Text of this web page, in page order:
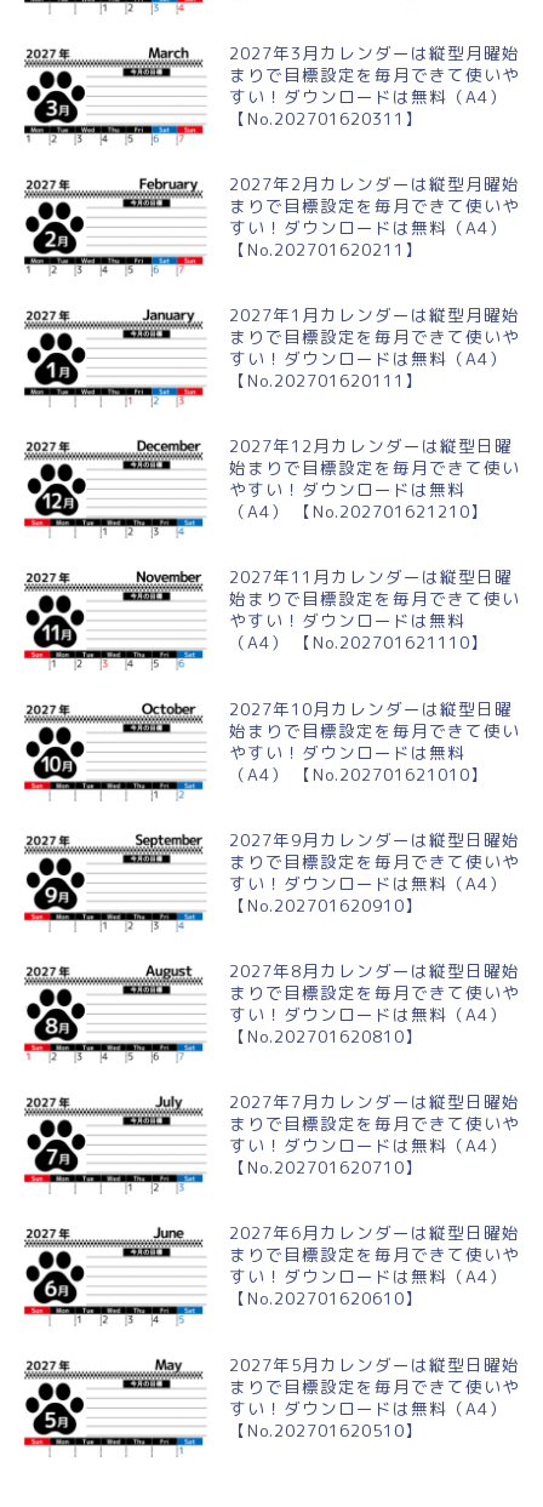
2027年3月カレンダーは縦型月曜始
まりで目標設定を毎月できて使いや
すい！ダウンロードは無料（A4）
【No.202701620311】
2027年2月カレンダーは縦型月曜始
まりで目標設定を毎月できて使いや
すい！ダウンロードは無料（A4）
【No.202701620211】
2027年1月カレンダーは縦型月曜始
まりで目標設定を毎月できて使いや
すい！ダウンロードは無料（A4）
【No.202701620111】
2027年12月カレンダーは縦型日曜
始まりで目標設定を毎月できて使い
やすい！ダウンロードは無料
（A4） 【No.202701621210】
2027年11月カレンダーは縦型日曜
始まりで目標設定を毎月できて使い
やすい！ダウンロードは無料
（A4） 【No.202701621110】
2027年10月カレンダーは縦型日曜
始まりで目標設定を毎月できて使い
やすい！ダウンロードは無料
（A4） 【No.202701621010】
2027年9月カレンダーは縦型日曜始
まりで目標設定を毎月できて使いや
すい！ダウンロードは無料（A4）
【No.202701620910】
2027年8月カレンダーは縦型日曜始
まりで目標設定を毎月できて使いや
すい！ダウンロードは無料（A4）
【No.202701620810】
2027年7月カレンダーは縦型日曜始
まりで目標設定を毎月できて使いや
すい！ダウンロードは無料（A4）
【No.202701620710】
2027年6月カレンダーは縦型日曜始
まりで目標設定を毎月できて使いや
すい！ダウンロードは無料（A4）
【No.202701620610】
2027年5月カレンダーは縦型日曜始
まりで目標設定を毎月できて使いや
すい！ダウンロードは無料（A4）
【No.202701620510】